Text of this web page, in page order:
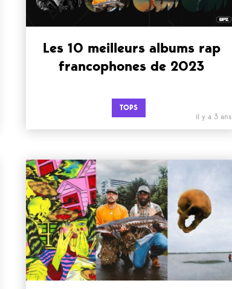
Les 10 meilleurs albums rap
francophones de 2023
TOPS
il y a 3 ans